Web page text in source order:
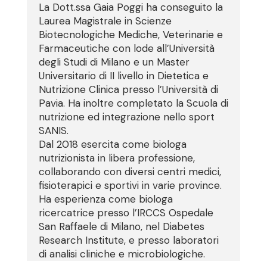
La Dott.ssa Gaia Poggi ha conseguito la
Laurea Magistrale in Scienze
Biotecnologiche Mediche, Veterinarie e
Farmaceutiche con lode all’Università
degli Studi di Milano e un Master
Universitario di II livello in Dietetica e
Nutrizione Clinica presso l’Università di
Pavia. Ha inoltre completato la Scuola di
nutrizione ed integrazione nello sport
SANIS.
Dal 2018 esercita come biologa
nutrizionista in libera professione,
collaborando con diversi centri medici,
fisioterapici e sportivi in varie province.
Ha esperienza come biologa
ricercatrice presso l’IRCCS Ospedale
San Raffaele di Milano, nel Diabetes
Research Institute, e presso laboratori
di analisi cliniche e microbiologiche.